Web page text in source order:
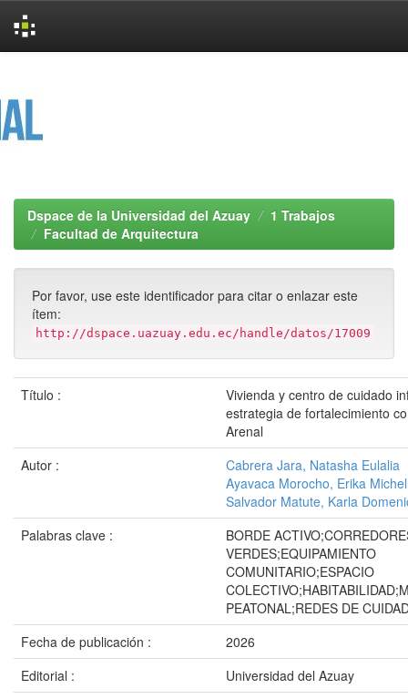
Dspace de la Universidad del Azuay
1 Trabajos
Facultad de Arquitectura
Por favor, use este identificador para citar o enlazar este
ítem:
http://dspace.uazuay.edu.ec/handle/datos/17009
Título :
Vivienda y centro de cuidado
estrategia de fortalecimiento
Arenal
Autor :
Cabrera Jara, Natasha Eulalia
Ayavaca Morocho, Erika
Salvador Matute, Karla
Palabras clave :
BORDE
VERDES;EQUIPAMIENTO
COMUNITARIO;ESPACIO
PEATONAL;REDES DE
Fecha de publicación :
2026
Editorial :
Universidad del Azuay